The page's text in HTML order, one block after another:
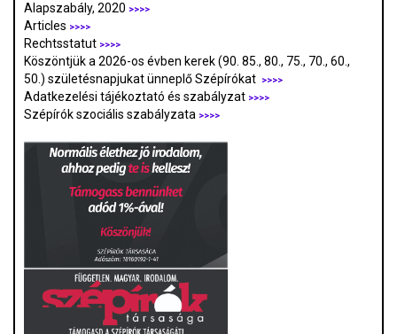
Alapszabály, 2020 >>>>
Articles >>>>
Rechtsstatut >>>>
Köszöntjük a 2026-os évben kerek (90. 85., 80., 75., 70., 60.,
50.) születésnapjukat ünneplő Szépírókat
>>>>
Adatkezelési tájékoztató és szabályzat >>>>
Szépírók szociális szabályzata >>>>